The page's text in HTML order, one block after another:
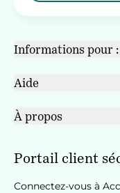
Informations pour :
Aide
À propos
Portail client
Connectez-vous à